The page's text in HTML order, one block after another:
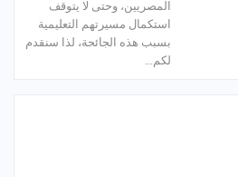
المصريين، وحتى لا يتوقف
استكمال مسيرتهم التعليمية
بسبب هذه الجائحة، لذا سنقدم
لكم…